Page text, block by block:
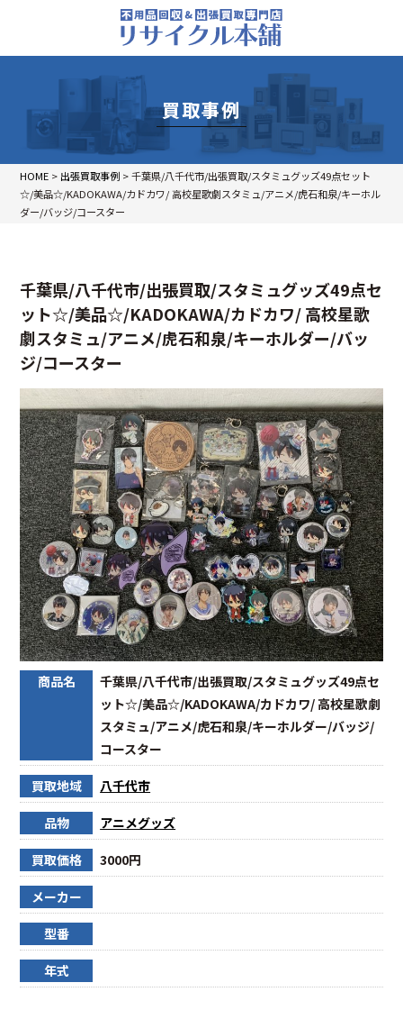
買取事例
HOME > 出張買取事例 >千葉県/八千代市/出張買取/スタミュグッズ49点セット
☆/美品☆/KADOKAWA/カドカワ/ 高校星歌劇スタミュ/アニメ/虎石和泉/キーホル
ダー/バッジ/コースター
千葉県/八千代市/出張買取/スタミュグッズ49点セ
ット☆/美品☆/KADOKAWA/カドカワ/ 高校星歌
劇スタミュ/アニメ/虎石和泉/キーホルダー/バッ
ジ/コースター
商品名
千葉県/八千代市/出張買取/スタミュグッズ49点セ
ット☆/美品☆/KADOKAWA/カドカワ/ 高校星歌劇
スタミュ/アニメ/虎石和泉/キーホルダー/バッジ/
コースター
買取地域 八千代市
品物 アニメグッズ
買取価格 3000円
メーカー
型番
年式